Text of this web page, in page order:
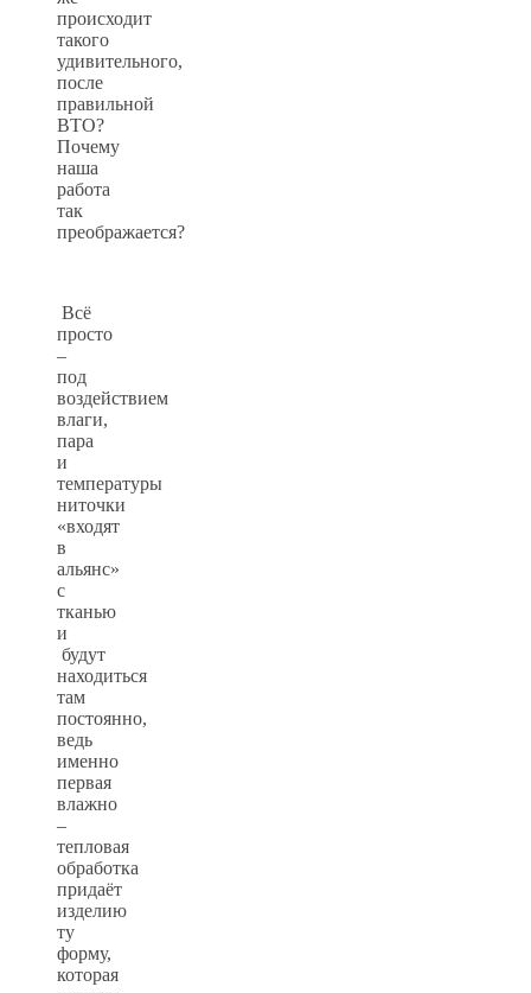
происходит
такого
удивительного,
после
правильной
ВТО?
Почему
наша
работа
так
преображается?
Всё
просто
–
под
воздействием
влаги,
пара
и
температуры
ниточки
«входят
в
альянс»
с
тканью
и
будут
находиться
там
постоянно,
ведь
именно
первая
влажно
–
тепловая
обработка
придаёт
изделию
ту
форму,
которая